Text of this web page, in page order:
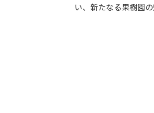
い、新たなる果樹園